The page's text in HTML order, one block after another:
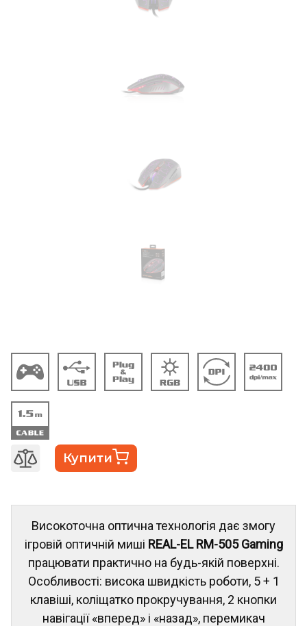
Купити
Високоточна оптична технологія дає змогу
ігровій оптичній миші REAL-EL RM-505 Gaming
працювати практично на будь-якій поверхні.
Особливості: висока швидкість роботи, 5 + 1
клавіші, коліщатко прокручування, 2 кнопки
навігації «вперед» і «назад», перемикач